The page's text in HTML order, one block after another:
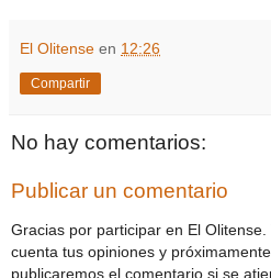
El Olitense en 12:26
Compartir
No hay comentarios:
Publicar un comentario
Gracias por participar en El Olitense.
cuenta tus opiniones y próximamente
publicaremos el comentario si se